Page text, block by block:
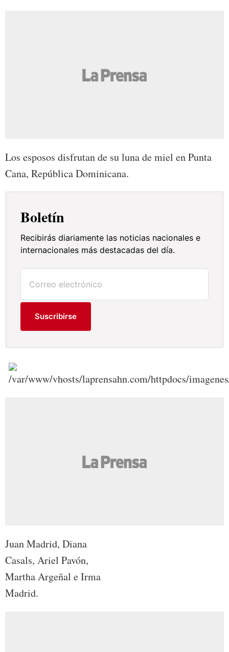
Los esposos disfrutan de su luna de miel en Punta
Cana, República Dominicana.
Boletín
Recibirás diariamente las noticias nacionales e
internacionales más destacadas del día.
Suscribirse
Juan Madrid, Diana
Casals, Ariel Pavón,
Martha Argeñal e Irma
Madrid.